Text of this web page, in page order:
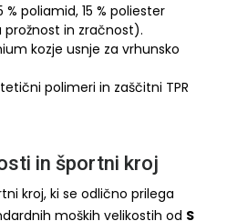
% poliamid, 15 % poliester
in zračnost).
kozje usnje za vrhunsko
polimeri in zaščitni TPR
in športni kroj
kroj, ki se odlično prilega
moških velikostih od S